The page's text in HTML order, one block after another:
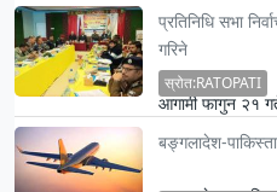
प्रतिनिधि सभा
गरिने
आगामी फागुन २१
निर्वाचनलाई
बन्द गरिने …
स्रोत:RATOPATI
बङ्गलादेश-